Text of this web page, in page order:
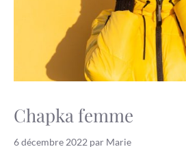
Chapka femme
6 décembre 2022 par Marie